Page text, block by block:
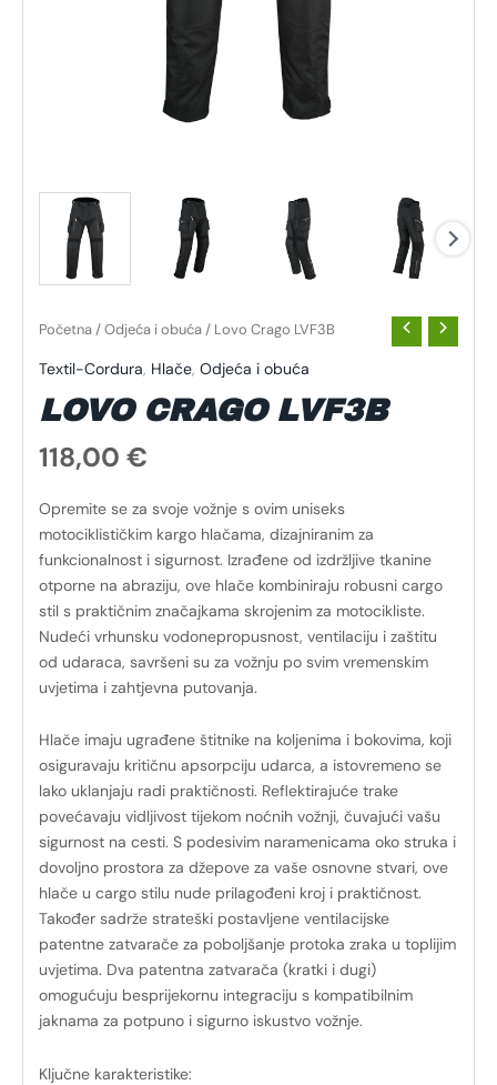
Početna /Odjeća i obuća / Lovo Crago LVF3B
Textil-Cordura, Hlače, Odjeća i obuća
LOVO CRAGO LVF3B
118,00 €
Opremite se za svoje vožnje s ovim uniseks
motociklističkim kargo hlačama, dizajniranim za
funkcionalnost i sigurnost. Izrađene od izdržljive tkanine
otporne na abraziju, ove hlače kombiniraju robusni cargo
stil s praktičnim značajkama skrojenim za motocikliste.
Nudeći vrhunsku vodonepropusnost, ventilaciju i zaštitu
od udaraca, savršeni su za vožnju po svim vremenskim
uvjetima i zahtjevna putovanja.
Hlače imaju ugrađene štitnike na koljenima i bokovima, koji
osiguravaju kritičnu apsorpciju udarca, a istovremeno se
lako uklanjaju radi praktičnosti. Reflektirajuće trake
povećavaju vidljivost tijekom noćnih vožnji, čuvajući vašu
sigurnost na cesti. S podesivim naramenicama oko struka i
dovoljno prostora za džepove za vaše osnovne stvari, ove
hlače u cargo stilu nude prilagođeni kroj i praktičnost.
Također sadrže strateški postavljene ventilacijske
patentne zatvarače za poboljšanje protoka zraka u toplijim
uvjetima. Dva patentna zatvarača (kratki i dugi)
omogućuju besprijekornu integraciju s kompatibilnim
jaknama za potpuno i sigurno iskustvo vožnje.
Ključne karakteristike: